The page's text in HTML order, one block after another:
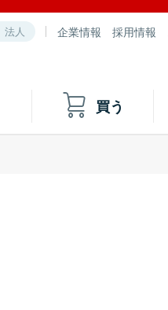
法人 企業情報 採用情報
買う